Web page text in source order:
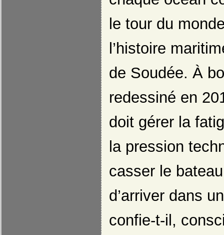
le tour du
l’histoire
de Soudée. À
redessiné en
doit gérer la
la pression
casser le
d’arriver dans
confie-t-il,